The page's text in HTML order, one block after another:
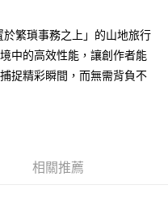
永豐商業銀行
中國信託商業銀行
遠東國際商業銀行
永豐商業銀行
星展（台灣）商業銀行
華泰商業銀行
遠東國際商業銀行
永豐商業銀行
繁瑣事務之上」的山地旅行
中的高效性能，讓創作者能
捉精彩瞬間，而無需背負不
相關推薦